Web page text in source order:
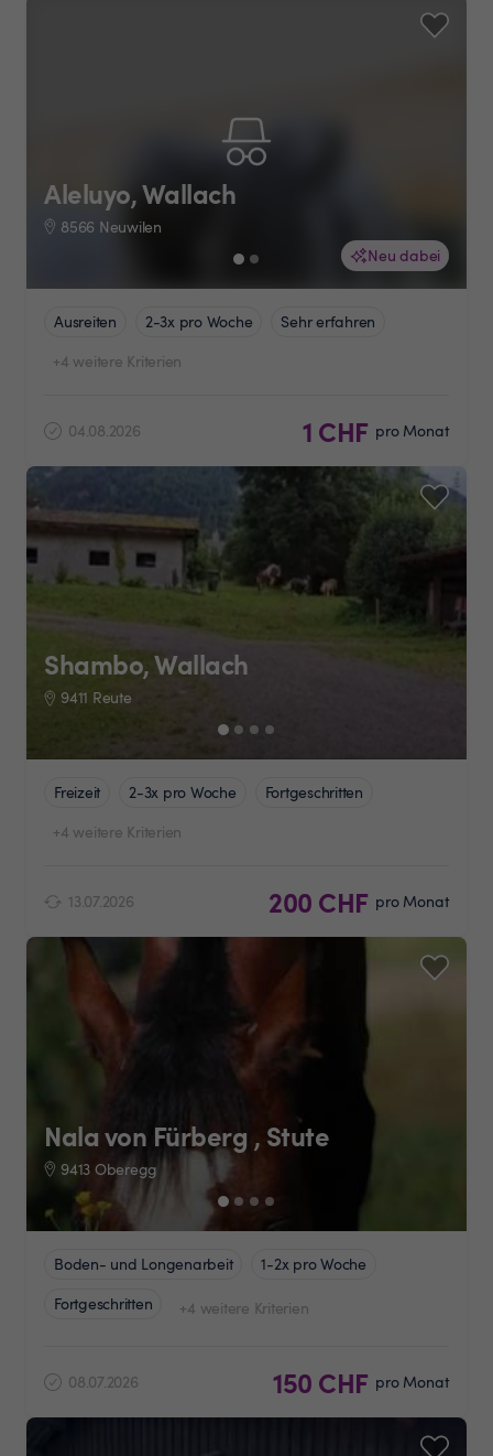
Neu dabei
Aleluyo, Wallach
8566 Neuwilen
Ausreiten 2-3x pro Woche
Sehr erfahren
+4 weitere Kriterien
04.08.2026 1 CHF pro Monat
Shambo, Wallach
9411 Reute
Freizeit 2-3x pro Woche
Fortgeschritten
+4 weitere Kriterien
13.07.2026 200 CHF pro Monat
Nala von Fürberg , Stute
9413 Oberegg
Boden- und Longenarbeit
1-2x pro Woche
Fortgeschritten
+4 weitere Kriterien
08.07.2026 150 CHF pro Monat